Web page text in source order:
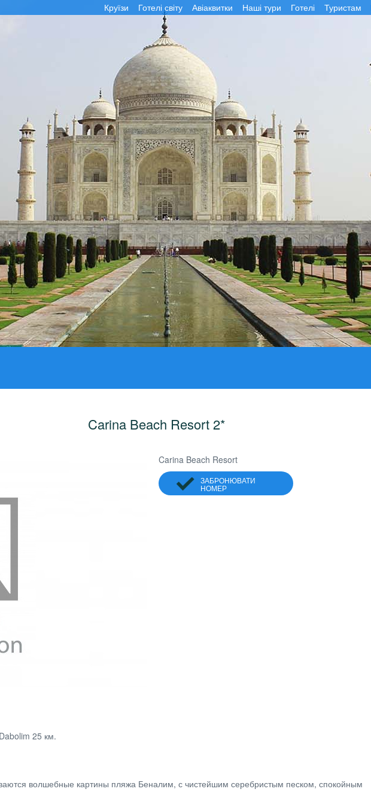
Круїзи Готелі світу Авіаквитки Наші тури Готелі Туристам
Carina Beach Resort 2*
Carina Beach Resort
ЗАБРОНЮВАТИ
НОМЕР
25 км.
волшебные картины пляжа Беналим, с чистейшим серебристым песком, спокойным